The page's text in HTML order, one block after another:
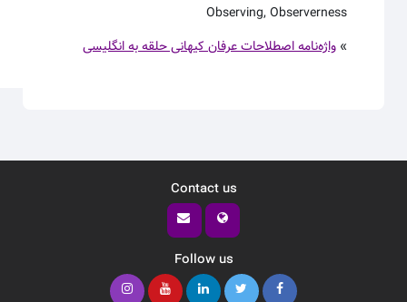
Observing, Observerness
» واژه‌نامه اصطلاحات عرفان کیهانی حلقه به انگلیسی
Contact us
Follow us